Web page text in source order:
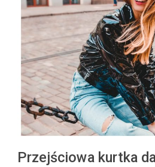
Przejściowa kurtka